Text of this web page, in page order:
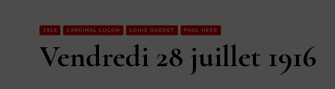
1916 CARDINAL LUÇON LOUIS GUÉDET PAUL HESS
Vendredi 28 juillet 1916